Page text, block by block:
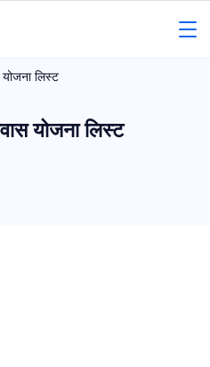
लिस्ट
योजना लिस्ट